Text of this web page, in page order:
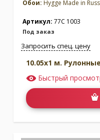
Обои: Hygge Made in
Артикул: 77C 1003
Под заказ
Запросить спец. цену
10.05x1 м.
Быстрый